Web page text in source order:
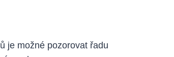
je možné pozorovat řadu